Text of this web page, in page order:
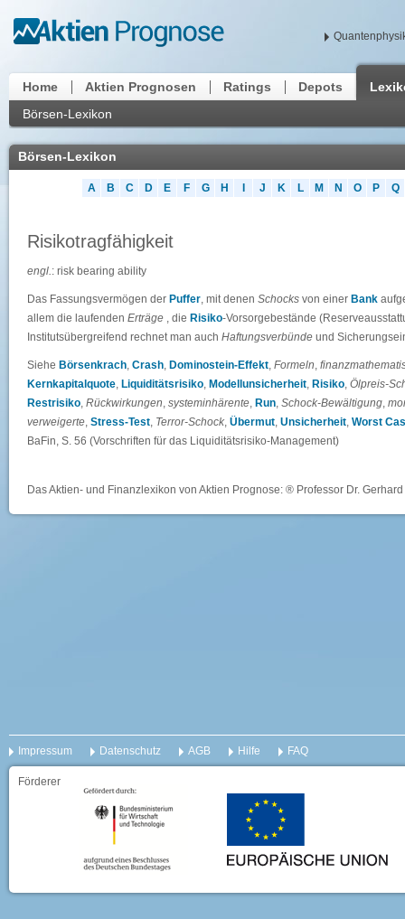
Home Aktien Prognosen Ratings Depots
Börsen-Lexikon
Börsen-Lexikon
A B C D E F G H J K L M N O P Q
Risikotragfähigkeit
engl.: risk bearing ability
Das Fassungsvermögen der Puffer, mit denen Schocks von einer Bank
allem die laufenden Erträge , die Risiko-Vorsorgebestände
Institutsübergreifend rechnet man auch Haftungsverbünde und
Siehe Börsenkrach, Crash, Dominostein-Effekt, Formeln,
Kernkapitalquote, Liquiditätsrisiko, Modellunsicherheit, Risiko, Ölpreis-
Restrisiko, Rückwirkungen, systeminhärente, Run, Schock-Bewältigung,
verweigerte, Stress-Test, Terror-Schock, Übermut, Unsicherheit, Worst
BaFin, S. 56 (Vorschriften für das Liquiditätsrisiko-Management)
Das Aktien- und Finanzlexikon von Aktien Prognose: ® Professor Dr.
Impressum Datenschutz AGB Hilfe FAQ
Förderer